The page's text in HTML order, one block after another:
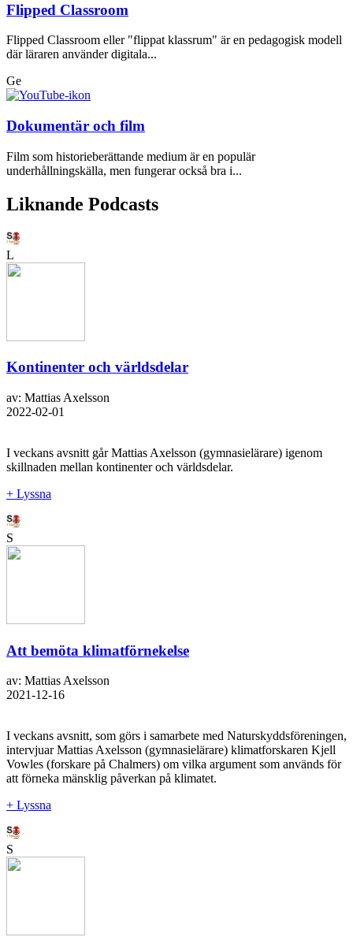
Flipped Classroom
Flipped Classroom eller "flippat klassrum" är en pedagogisk modell
där läraren använder digitala...
Ge
Dokumentär och film
Film som historieberättande medium är en populär
underhållningskälla, men fungerar också bra i...
Liknande Podcasts
L
Kontinenter och världsdelar
av: Mattias Axelsson
2022-02-01
I veckans avsnitt går Mattias Axelsson (gymnasielärare) igenom
skillnaden mellan kontinenter och världsdelar.
+ Lyssna
S
Att bemöta klimatförnekelse
av: Mattias Axelsson
2021-12-16
I veckans avsnitt, som görs i samarbete med Naturskyddsföreningen,
intervjuar Mattias Axelsson (gymnasielärare) klimatforskaren Kjell
Vowles (forskare på Chalmers) om vilka argument som används för
att förneka mänsklig påverkan på klimatet.
+ Lyssna
S